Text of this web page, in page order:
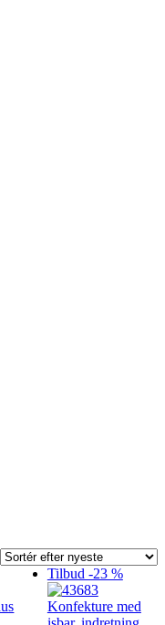
Tilbud -23 %